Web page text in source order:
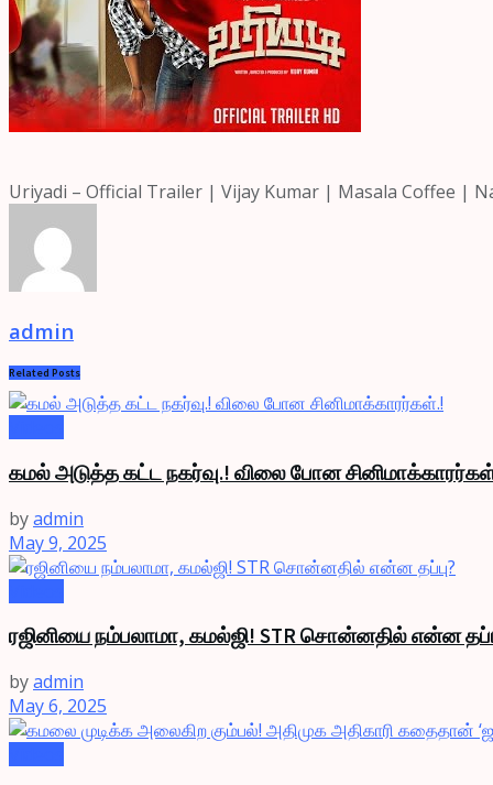
Uriyadi – Official Trailer | Vijay Kumar | Masala Coffee |
admin
Related Posts
கமல் அடுத்த கட்ட நகர்வு.! விலை போன
byadmin
May 9, 2025
ரஜினியை நம்பலாமா, கமல்ஜி! STR சொன்னதில் என்ன
byadmin
May 6, 2025